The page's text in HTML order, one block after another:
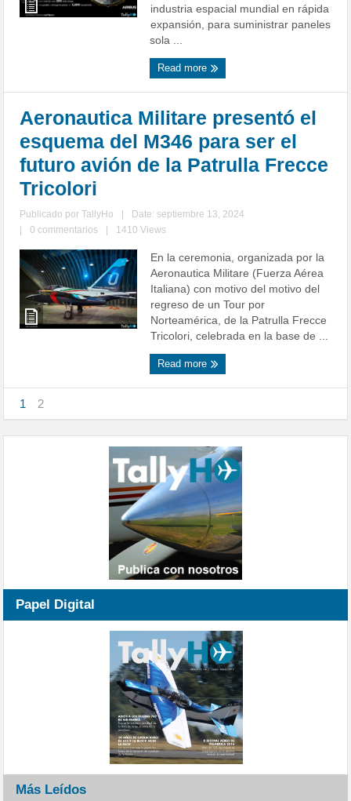
industria espacial mundial en rápida
expansión, para suministrar paneles
sola ...
Read more
Aeronautica Militare presentó el
esquema del M346 para ser el
futuro avión de la Patrulla Frecce
Tricolori
Publicado porTallyHo
Date: septiembre 13, 2024
0 commentarios 1410 Views
En la ceremonia, organizada por la
Aeronautica Militare (Fuerza Aérea
Italiana) con motivo del motivo del
regreso de un Tour por
Norteamérica, de la Patrulla Frecce
Tricolori, celebrada en la base de ...
Read more
1 2
Papel Digital
Más Leídos